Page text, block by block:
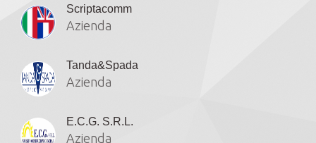
Scriptacomm
Azienda
Tanda&Spada
Azienda
E.C.G. S.R.L.
Azienda